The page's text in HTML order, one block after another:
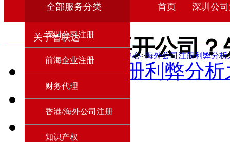
全部服务分类
深圳公司注册
前海企业注册
财务代理
香港/海外公司注册
知识产权
首页 深圳公
关于智联达 想要开公司？
首页 资讯中心>海外公司注册利弊分析
海外公司注册利弊分
合作动态
行业资讯